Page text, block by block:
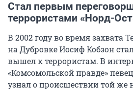
Стал первым
террористами «Норд-
В 2002 году во время захвата
на Дубровке Иосиф Кобзон
вышел к террористам. В
«Комсомольской правде»
узнал о происшествии той же